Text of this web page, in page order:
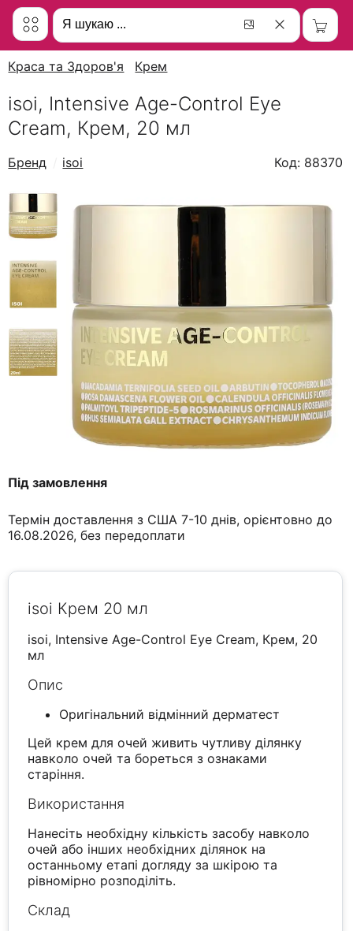
Краса та Здоров'я Крем
isoi, Intensive Age-Control Eye
Cream, Крем, 20 мл
Бренд isoi Код: 88370
Під замовлення
Термін доставлення з США 7-10 днів, орієнтовно до
16.08.2026, без передоплати
isoi Крем 20 мл
isoi, Intensive Age-Control Eye Cream, Крем, 20
мл
Опис
Оригінальний відмінний дерматест
Цей крем для очей живить чутливу ділянку
навколо очей та бореться з ознаками
старіння.
Використання
Нанесіть необхідну кількість засобу навколо
очей або інших необхідних ділянок на
останньому етапі догляду за шкірою та
рівномірно розподіліть.
Склад